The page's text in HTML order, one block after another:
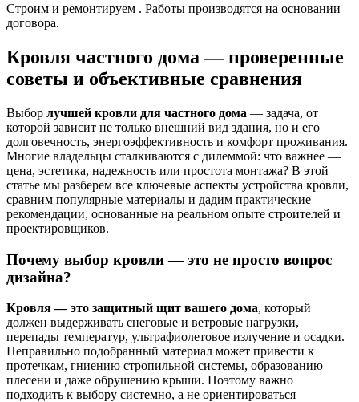
Строим и ремонтируем . Работы производятся на основании
договора.
Кровля частного дома — проверенные
советы и объективные сравнения
Выбор лучшей кровли для частного дома — задача, от
которой зависит не только внешний вид здания, но и его
долговечность, энергоэффективность и комфорт проживания.
Многие владельцы сталкиваются с дилеммой: что важнее —
цена, эстетика, надежность или простота монтажа? В этой
статье мы разберем все ключевые аспекты устройства кровли,
сравним популярные материалы и дадим практические
рекомендации, основанные на реальном опыте строителей и
проектировщиков.
Почему выбор кровли — это не просто вопрос
дизайна?
Кровля — это защитный щит вашего дома, который
должен выдерживать снеговые и ветровые нагрузки,
перепады температур, ультрафиолетовое излучение и осадки.
Неправильно подобранный материал может привести к
протечкам, гниению стропильной системы, образованию
плесени и даже обрушению крыши. Поэтому важно
подходить к выбору системно, а не ориентироваться